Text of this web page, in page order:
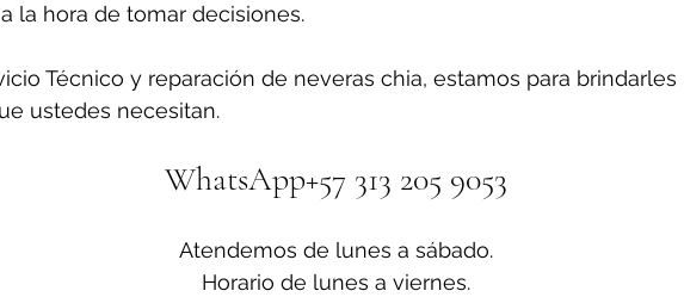
la hora de tomar decisiones.
Técnico y reparación de neveras chia, estamos para
ustedes necesitan.
WhatsApp+57 313 205 9053
Atendemos de lunes a sábado.
Horario de lunes a viernes.